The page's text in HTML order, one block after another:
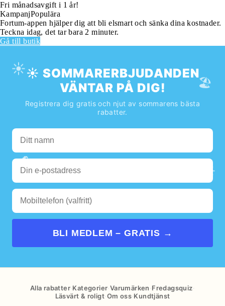
Fri månadsavgift i 1 år!
KampanjPopulära
Fortum-appen hjälper dig att bli elsmart och sänka dina kostnader.
Teckna idag, det tar bara 2 minuter.
Gå till butik
☀️
🏖️
🌊
☀️
☀️ SOMMARERBJUDANDEN
VÄNTAR PÅ DIG!
Registrera dig gratis och njut av sommarens bästa
rabatter.
BLI MEDLEM – GRATIS →
Alla rabatter·Kategorier·Varumärken·Fredagsquiz·
Läsvärt & roligt·Om oss·Kundtjänst